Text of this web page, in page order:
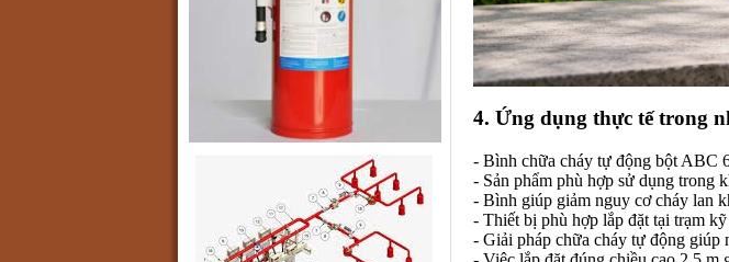
4. Ứng dụng thực tế trong
- Bình chữa cháy tự động bột ABC
- Sản phẩm phù hợp sử dụng trong
- Bình giúp giảm nguy cơ cháy lan
- Thiết bị phù hợp lắp đặt tại trạm
- Giải pháp chữa cháy tự động giúp